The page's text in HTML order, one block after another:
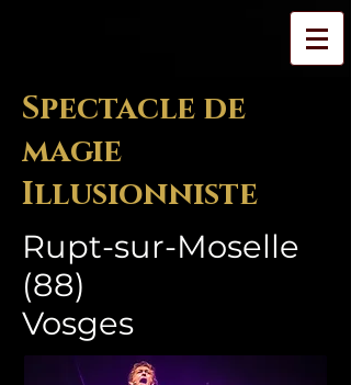
Spectacle de
magie
Illusionniste
Rupt-sur-Moselle
(88)
Vosges